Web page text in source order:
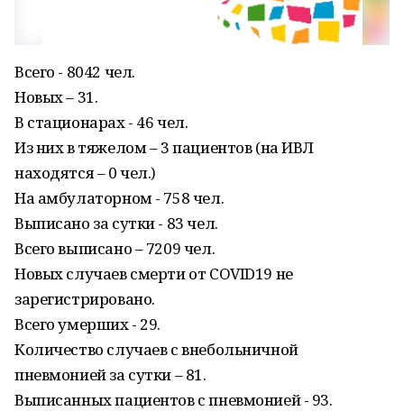
Всего - 8042 чел.
Новых – 31.
В стационарах - 46 чел.
Из них в тяжелом – 3 пациентов (на ИВЛ
находятся – 0 чел.)
На амбулаторном - 758 чел.
Выписано за сутки - 83 чел.
Всего выписано – 7209 чел.
Новых случаев смерти от COVID19 не
зарегистрировано.
Всего умерших - 29.
Количество случаев с внебольничной
пневмонией за сутки – 81.
Выписанных пациентов с пневмонией - 93.